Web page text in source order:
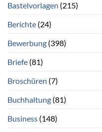
Bastelvorlagen (215)
Berichte (24)
Bewerbung (398)
Briefe (81)
Broschüren (7)
Buchhaltung (81)
Business (148)